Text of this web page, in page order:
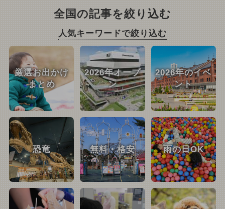
全国の記事を絞り込む
人気キーワードで絞り込む
厳選お出かけ
まとめ
2026年オープ
ン
2026年のイベ
ント
恐竜 無料・格安 雨の日OK